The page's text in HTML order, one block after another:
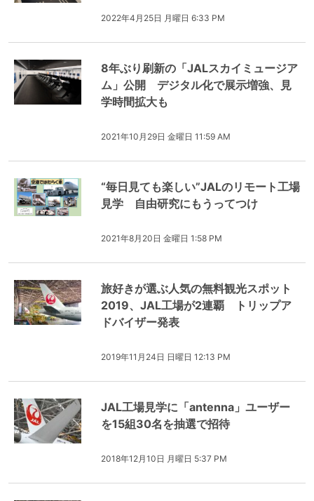
2022年4月25日 月曜日 6:33 PM
8年ぶり刷新の「JALスカイミュージア
ム」公開 デジタル化で展示増強、見
学時間拡大も
2021年10月29日 金曜日 11:59 AM
“毎日見ても楽しい”JALのリモート工場
見学 自由研究にもうってつけ
2021年8月20日 金曜日 1:58 PM
旅好きが選ぶ人気の無料観光スポット
2019、JAL工場が2連覇 トリップア
ドバイザー発表
2019年11月24日 日曜日 12:13 PM
JAL工場見学に「antenna」ユーザー
を15組30名を抽選で招待
2018年12月10日 月曜日 5:37 PM